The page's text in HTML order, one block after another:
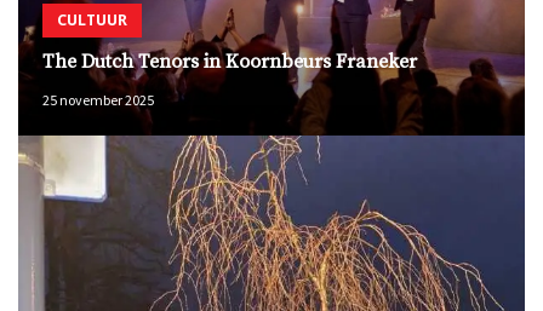
CULTUUR
The Dutch Tenors in Koornbeurs Franeker
25 november 2025